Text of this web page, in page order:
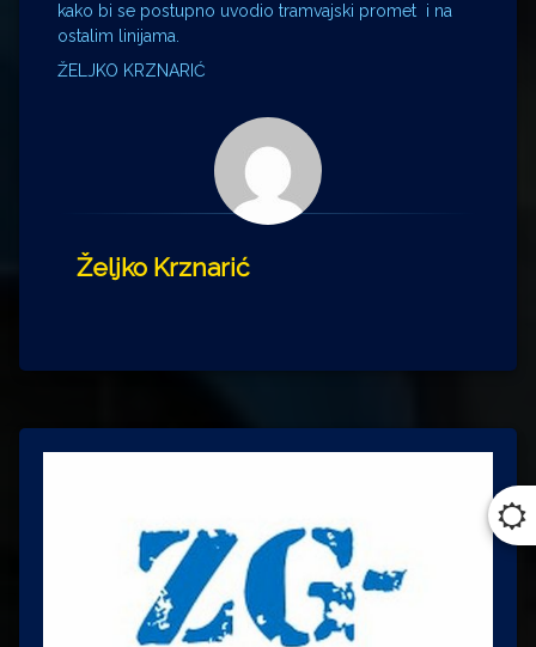
kako bi se postupno uvodio tramvajski promet i na
ostalim linijama.
ŽELJKO KRZNARIĆ
Željko Krznarić